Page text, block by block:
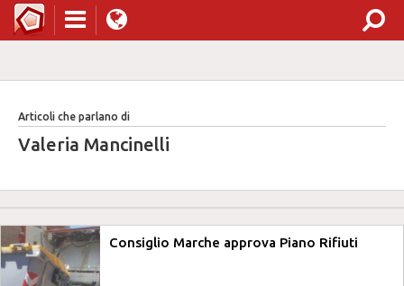
Articoli che parlano di
Valeria Mancinelli
Consiglio Marche approva Piano Rifiuti